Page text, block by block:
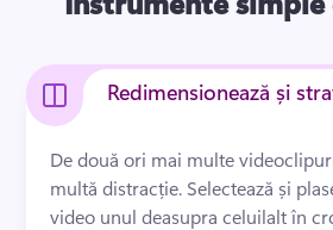
Încercați gratuit
Redimensionează și
De două ori mai multe
multă distracție. Selectează și
video unul deasupra celuilalt în